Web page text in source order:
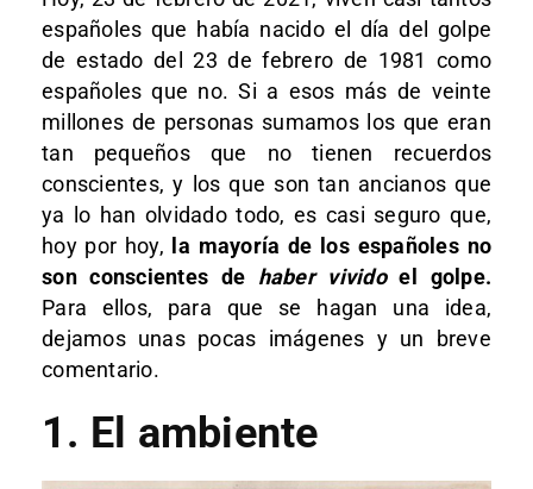
españoles que había nacido el día del golpe
de estado del 23 de febrero de 1981 como
españoles que no. Si a esos más de veinte
millones de personas sumamos los que eran
tan pequeños que no tienen recuerdos
conscientes, y los que son tan ancianos que
ya lo han olvidado todo, es casi seguro que,
hoy por hoy,
la mayoría de los españoles no
son conscientes de haber vividoel golpe.
Para ellos, para que se hagan una idea,
dejamos unas pocas imágenes y un breve
comentario.
1. El ambiente